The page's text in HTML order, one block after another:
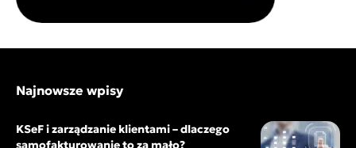
Najnowsze wpisy
KSeF i zarządzanie klientami – dlaczego
samofakturowanie to za mało?